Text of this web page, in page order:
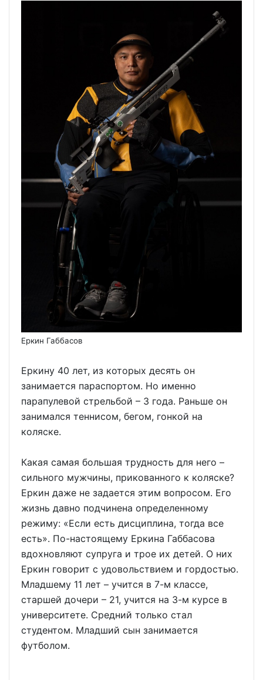
Еркин Габбасов
Еркину 40 лет, из которых десять он
занимается параспортом. Но именно
парапулевой стрельбой – 3 года. Раньше он
занимался теннисом, бегом, гонкой на
коляске.
Какая самая большая трудность для него –
сильного мужчины, прикованного к коляске?
Еркин даже не задается этим вопросом. Его
жизнь давно подчинена определенному
режиму: «Если есть дисциплина, тогда все
есть». По-настоящему Еркина Габбасова
вдохновляют супруга и трое их детей. О них
Еркин говорит с удовольствием и гордостью.
Младшему 11 лет – учится в 7-м классе,
старшей дочери – 21, учится на 3-м курсе в
университете. Средний только стал
студентом. Младший сын занимается
футболом.